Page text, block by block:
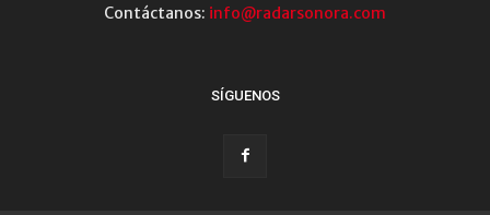
Contáctanos: info@radarsonora.com
SÍGUENOS